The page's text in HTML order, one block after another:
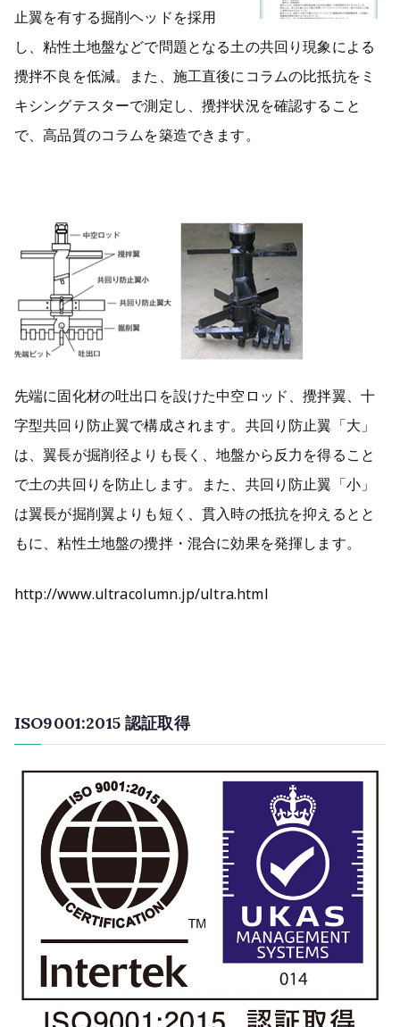
止翼を有する掘削ヘッドを採用
し、粘性土地盤などで問題となる土の共回り現象による
攪拌不良を低減。また、施工直後にコラムの比抵抗をミ
キシングテスターで測定し、攪拌状況を確認すること
で、高品質のコラムを築造できます。
先端に固化材の吐出口を設けた中空ロッド、攪拌翼、十
字型共回り防止翼で構成されます。共回り防止翼「大」
は、翼長が掘削径よりも長く、地盤から反力を得ること
で土の共回りを防止します。また、共回り防止翼「小」
は翼長が掘削翼よりも短く、貫入時の抵抗を抑えるとと
もに、粘性土地盤の攪拌・混合に効果を発揮します。
http://www.ultracolumn.jp/ultra.html
ISO9001:2015 認証取得